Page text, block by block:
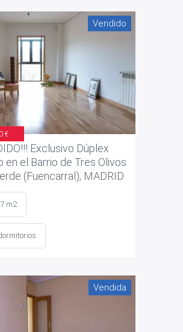
Vendido
€
Exclusivo Dúplex
en el Barrio de Tres Olivos
(Fuencarral), MADRID
m2
Vendida